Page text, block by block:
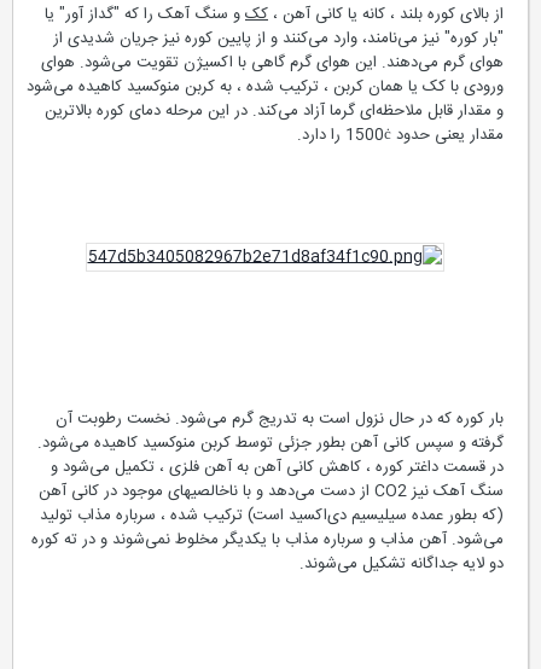
از بالای کوره بلند ، کانه یا کانی آهن ،ککو سنگ آهک را که "گداز آور" یا
"بار کوره" نیز می‌نامند، وارد می‌کنند و از پایین کوره نیز جریان شدیدی از
هوای گرم می‌دهند. این هوای گرم گاهی با اکسیژن تقویت می‌شود. هوای
ورودی با کک یا همان کربن ، ترکیب شده ، به کربن منوکسید کاهیده می‌شود
و مقدار قابل ملاحظه‌ای گرما آزاد می‌کند. در این مرحله دمای کوره بالاترین
مقدار یعنی حدود 1500ċ را دارد.
بار کوره که در حال نزول است به تدریج گرم می‌شود. نخست رطوبت آن
گرفته و سپس کانی آهن بطور جزئی توسط کربن منوکسید کاهیده می‌شود.
در قسمت داغتر کوره ، کاهش کانی آهن به آهن فلزی ، تکمیل می‌شود و
سنگ آهک نیز CO2 از دست می‌دهد و با ناخالصیهای موجود در کانی آهن
(که بطور عمده سیلیسیم دی‌اکسید است) ترکیب شده ، سرباره مذاب تولید
می‌شود. آهن مذاب و سرباره مذاب با یکدیگر مخلوط نمی‌شوند و در ته کوره
دو لایه جداگانه تشکیل می‌شوند.